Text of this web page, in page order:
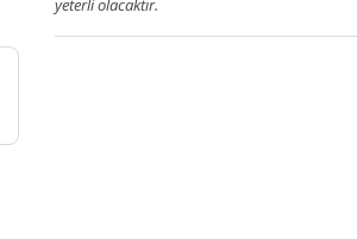
yeterli olacaktır.